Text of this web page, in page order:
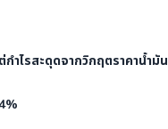
ำไรสะดุดจากวิกฤตราคาน้ำมัน